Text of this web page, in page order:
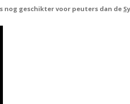
nog geschikter voor peuters dan de